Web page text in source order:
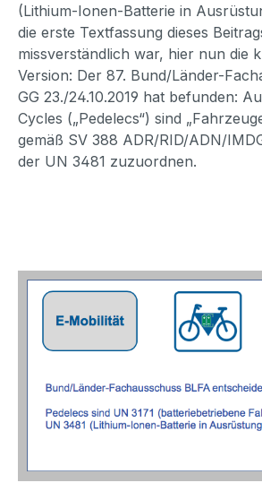
(Lithium-Ionen-Batterie in
die erste Textfassung dieses
missverständlich war, hier nun die
Version: Der 87. Bund/Länder-
GG 23./24.10.2019 hat befunden:
Cycles („Pedelecs“) sind
gemäß SV 388 ADR/RID/ADN/
der UN 3481 zuzuordnen.